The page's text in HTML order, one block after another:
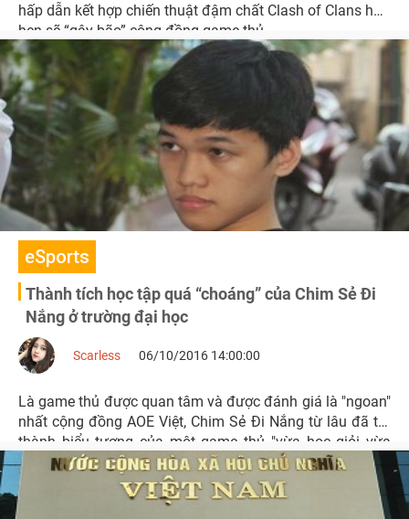
hấp dẫn kết hợp chiến thuật đậm chất Clash of Clans hứa
hẹn sẽ “gây bão” cộng đồng game thủ.
eSports
Thành tích học tập quá “choáng” của Chim Sẻ Đi
Nắng ở trường đại học
Scarless 06/10/2016 14:00:00
Là game thủ được quan tâm và được đánh giá là "ngoan"
nhất cộng đồng AOE Việt, Chim Sẻ Đi Nắng từ lâu đã trở
thành biểu tượng của một game thủ "vừa học giỏi vừa
chơi hay" sau khi vào đại học Mỏ Địa Chất năm 2014.